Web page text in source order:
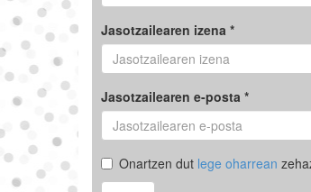
Jasotzailearen izena *
Jasotzailearen e-posta *
Onartzen dut lege oharrean